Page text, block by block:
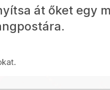
át őket egy